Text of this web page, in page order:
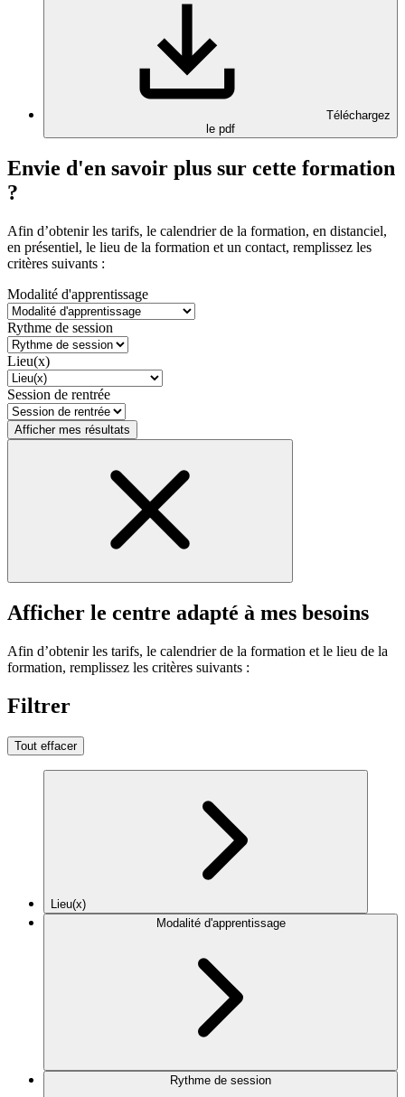
Téléchargez
le pdf
Envie d'en savoir plus sur cette formation
?
Afin d’obtenir les tarifs, le calendrier de la formation, en distanciel,
en présentiel, le lieu de la formation et un contact, remplissez les
critères suivants :
Modalité d'apprentissage
Rythme de session
Lieu(x)
Session de rentrée
Afficher mes résultats
Afficher le centre adapté à mes besoins
Afin d’obtenir les tarifs, le calendrier de la formation et le lieu de la
formation, remplissez les critères suivants :
Filtrer
Tout effacer
Lieu(x)
Modalité d'apprentissage
Rythme de session